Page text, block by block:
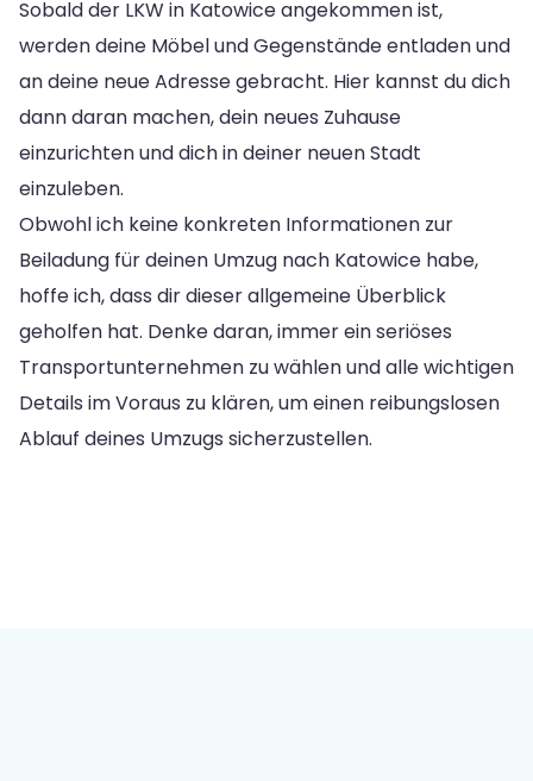
Sobald der LKW in Katowice angekommen ist,
werden deine Möbel und Gegenstände entladen und
an deine neue Adresse gebracht. Hier kannst du dich
dann daran machen, dein neues Zuhause
einzurichten und dich in deiner neuen Stadt
einzuleben.
Obwohl ich keine konkreten Informationen zur
Beiladung für deinen Umzug nach Katowice habe,
hoffe ich, dass dir dieser allgemeine Überblick
geholfen hat. Denke daran, immer ein seriöses
Transportunternehmen zu wählen und alle wichtigen
Details im Voraus zu klären, um einen reibungslosen
Ablauf deines Umzugs sicherzustellen.